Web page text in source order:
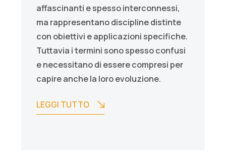
affascinanti e spesso interconnessi,
ma rappresentano discipline distinte
con obiettivi e applicazioni specifiche.
Tuttavia i termini sono spesso confusi
e necessitano di essere compresi per
capire anche la loro evoluzione.
LEGGI TUTTO